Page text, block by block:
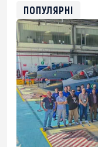
ПОПУЛЯРНІ